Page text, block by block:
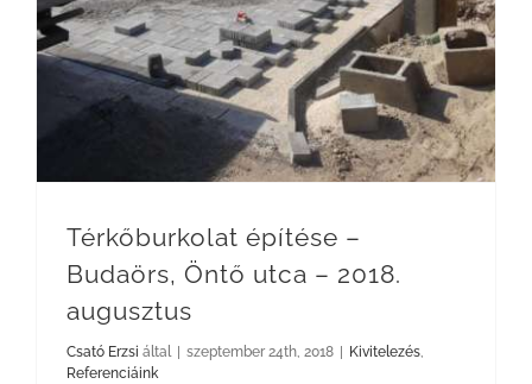
Térkőburkolat építése –
Budaörs, Öntő utca – 2018.
augusztus
Csató Erzsi által szeptember 24th, 2018 Kivitelezés,
Referenciáink